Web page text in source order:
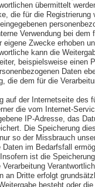
übermittelt
die für die Registrierung
Verwendung bei dem
eigene Zwecke erhoben
kann die
beispielsweise einen
Daten
die dem für die
auf der Internetseite des
die vom Internet-
IP-Adresse, das
Die Speicherung
so der Missbrauch
im Bedarfsfall
ist die
an Dritte erfolgt